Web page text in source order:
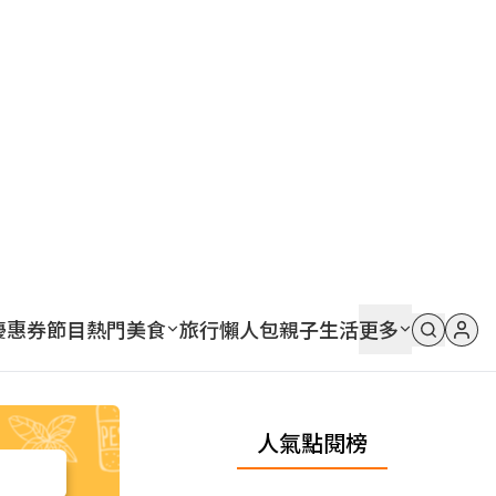
惠券節目熱門美食 旅行懶人包親子生活更多
人氣點閱榜